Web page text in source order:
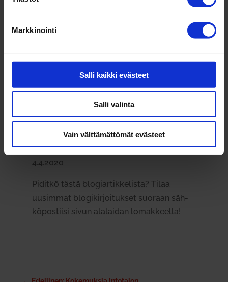
Markkinointi
Salli kaikki evästeet
Salli valinta
Vain välttämättömät evästeet
yhdis­tyksen tie­tyllä poru­kalla, joka on teke­
suuden etä­työs­ken­te­lylle:”Toi­vot­ta­vasti
jat­kossa olisi mah­dol­lisuus käydä
enemmän kes­kus­teluja ja osal­listua ver­
Artikkeli on jul­kaistu Kainuun Sano­missa
4.4.2020
Piditkö tästä blo­giar­tik­ke­lista? Tilaa
uusimmat blo­gi­kir­joi­tukset suoraan säh­
kö­pos­tiisi sivun ala­laidan lomak­keella!